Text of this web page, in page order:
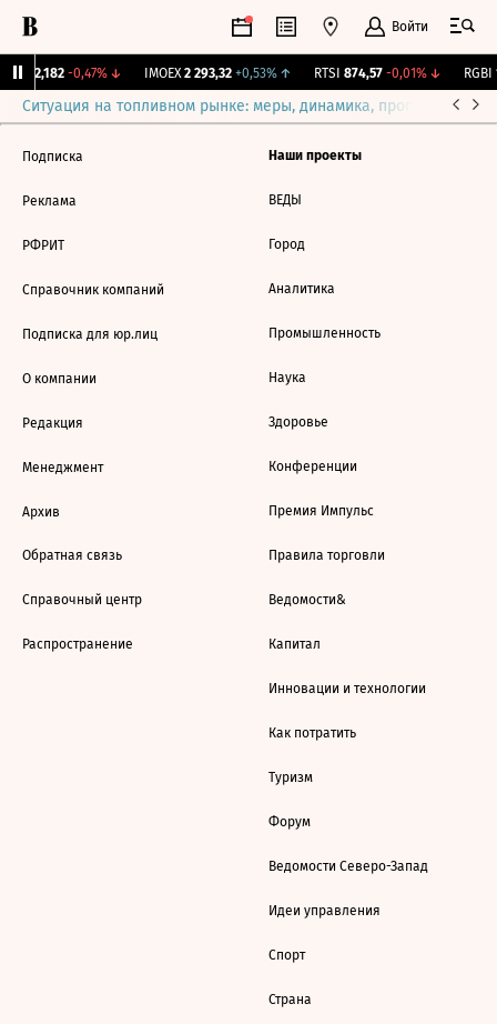
Войти
12,182 -0,47%↓ IMOEX 2 293,32 +0,53%↑ RTSI 874,57 -0,01%↓ RGBI
Ситуация на топливном рынке: меры, динамика, прогнозы
Подписка
Реклама
РФРИТ
Справочник компаний
Подписка для юр.лиц
О компании
Редакция
Менеджмент
Архив
Обратная связь
Справочный центр
Распространение
Наши проекты
ВЕДЫ
Город
Аналитика
Промышленность
Наука
Здоровье
Конференции
Премия Импульс
Правила торговли
Ведомости&
Капитал
Инновации и технологии
Как потратить
Туризм
Форум
Ведомости Северо-Запад
Идеи управления
Спорт
Страна